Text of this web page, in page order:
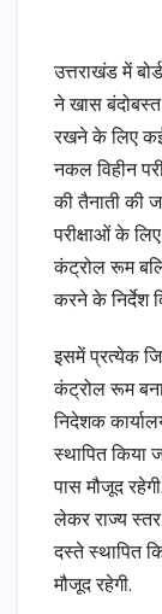
उत्तराखंड में
ने खास बंदोबस्त
रखने के लिए कई
नकल विहीन
की तैनाती की
परीक्षाओं के
कंट्रोल रूम
करने के निर्देश
इसमें प्रत्येक
कंट्रोल रूम
निदेशक
स्थापित किया
पास मौजूद
लेकर राज्य
दस्ते स्थापित
मौजूद रहेगी.